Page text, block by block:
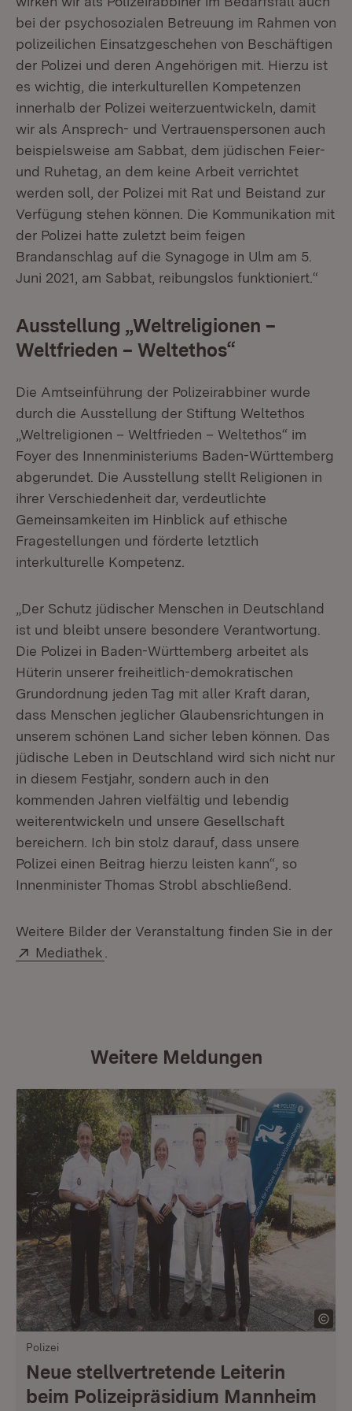
bei der psychosozialen Betreuung im Rahmen von
polizeilichen Einsatzgeschehen von Beschäftigen
der Polizei und deren Angehörigen mit. Hierzu ist
es wichtig, die interkulturellen Kompetenzen
innerhalb der Polizei weiterzuentwickeln, damit
wir als Ansprech- und Vertrauenspersonen auch
beispielsweise am Sabbat, dem jüdischen Feier-
und Ruhetag, an dem keine Arbeit verrichtet
werden soll, der Polizei mit Rat und Beistand zur
Verfügung stehen können. Die Kommunikation mit
der Polizei hatte zuletzt beim feigen
Brandanschlag auf die Synagoge in Ulm am 5.
Juni 2021, am Sabbat, reibungslos funktioniert.“
Ausstellung „Weltreligionen –
Weltfrieden – Weltethos“
Die Amtseinführung der Polizeirabbiner wurde
durch die Ausstellung der Stiftung Weltethos
„Weltreligionen – Weltfrieden – Weltethos“ im
Foyer des Innenministeriums Baden-Württemberg
abgerundet. Die Ausstellung stellt Religionen in
ihrer Verschiedenheit dar, verdeutlichte
Gemeinsamkeiten im Hinblick auf ethische
Fragestellungen und förderte letztlich
interkulturelle Kompetenz.
„Der Schutz jüdischer Menschen in Deutschland
ist und bleibt unsere besondere Verantwortung.
Die Polizei in Baden-Württemberg arbeitet als
Hüterin unserer freiheitlich-demokratischen
Grundordnung jeden Tag mit aller Kraft daran,
dass Menschen jeglicher Glaubensrichtungen in
unserem schönen Land sicher leben können. Das
jüdische Leben in Deutschland wird sich nicht nur
in diesem Festjahr, sondern auch in den
kommenden Jahren vielfältig und lebendig
weiterentwickeln und unsere Gesellschaft
bereichern. Ich bin stolz darauf, dass unsere
Polizei einen Beitrag hierzu leisten kann“, so
Innenminister Thomas Strobl abschließend.
Weitere Bilder der Veranstaltung finden Sie in der
Extern:
Mediathek
Weitere Meldungen
Polizei
Neue stellvertretende Leiterin
beim Polizeipräsidium Mannheim